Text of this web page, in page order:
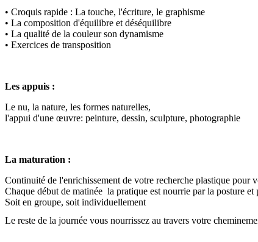
• Croquis rapide : La touche, l'écriture, le graphisme
• La composition d'équilibre et déséquilibre
• La qualité de la couleur son dynamisme
• Exercices de transposition
Les appuis :
Le nu, la nature, les formes naturelles,
l'appui d'une œuvre: peinture, dessin, sculpture, photographie
La maturation :
Continuité de l'enrichissement de votre recherche plastique pour
Chaque début de matinée la pratique est nourrie par la posture et
Soit en groupe, soit individuellement
Le reste de la journée vous nourrissez au travers votre